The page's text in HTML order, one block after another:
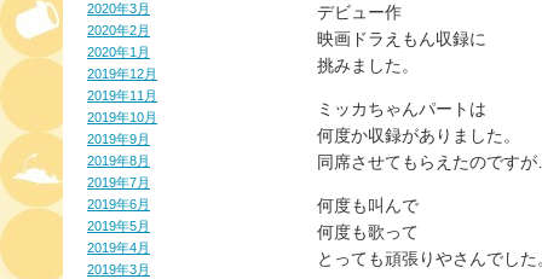
2020年3月
2020年2月
2020年1月
2019年12月
2019年11月
2019年10月
2019年9月
2019年8月
2019年7月
2019年6月
2019年5月
2019年4月
2019年3月
デビュー作
映画ドラえもん収録に
挑みました。
ミッカちゃんパートは
何度か収録がありました。
同席させてもらえたのです
何度も叫んで
何度も歌って
とっても頑張りやさんでした